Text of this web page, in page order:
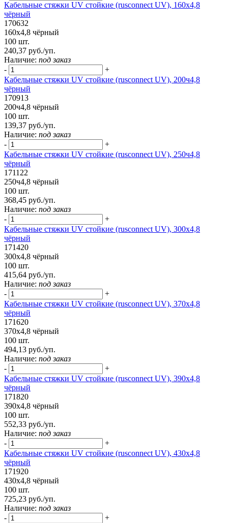
Кабельные стяжки UV стойкие (rusconnect UV), 160х4,8
чёрный
170632
160х4,8 чёрный
100 шт.
240,37 руб./уп.
Наличие: под заказ
-
+
Кабельные стяжки UV стойкие (rusconnect UV), 200ч4,8
чёрный
170913
200ч4,8 чёрный
100 шт.
139,37 руб./уп.
Наличие: под заказ
-
+
Кабельные стяжки UV стойкие (rusconnect UV), 250ч4,8
чёрный
171122
250ч4,8 чёрный
100 шт.
368,45 руб./уп.
Наличие: под заказ
-
+
Кабельные стяжки UV стойкие (rusconnect UV), 300x4,8
чёрный
171420
300x4,8 чёрный
100 шт.
415,64 руб./уп.
Наличие: под заказ
-
+
Кабельные стяжки UV стойкие (rusconnect UV), 370х4,8
чёрный
171620
370х4,8 чёрный
100 шт.
494,13 руб./уп.
Наличие: под заказ
-
+
Кабельные стяжки UV стойкие (rusconnect UV), 390х4,8
чёрный
171820
390х4,8 чёрный
100 шт.
552,33 руб./уп.
Наличие: под заказ
-
+
Кабельные стяжки UV стойкие (rusconnect UV), 430х4,8
чёрный
171920
430х4,8 чёрный
100 шт.
725,23 руб./уп.
Наличие: под заказ
-
+